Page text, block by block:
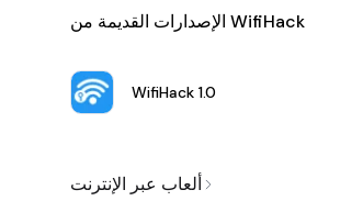
الإصدارات القديمة من WifiHack
WifiHack 1.0
ألعاب عبر الإنترنت